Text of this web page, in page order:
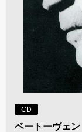
CD
ベートーヴェン